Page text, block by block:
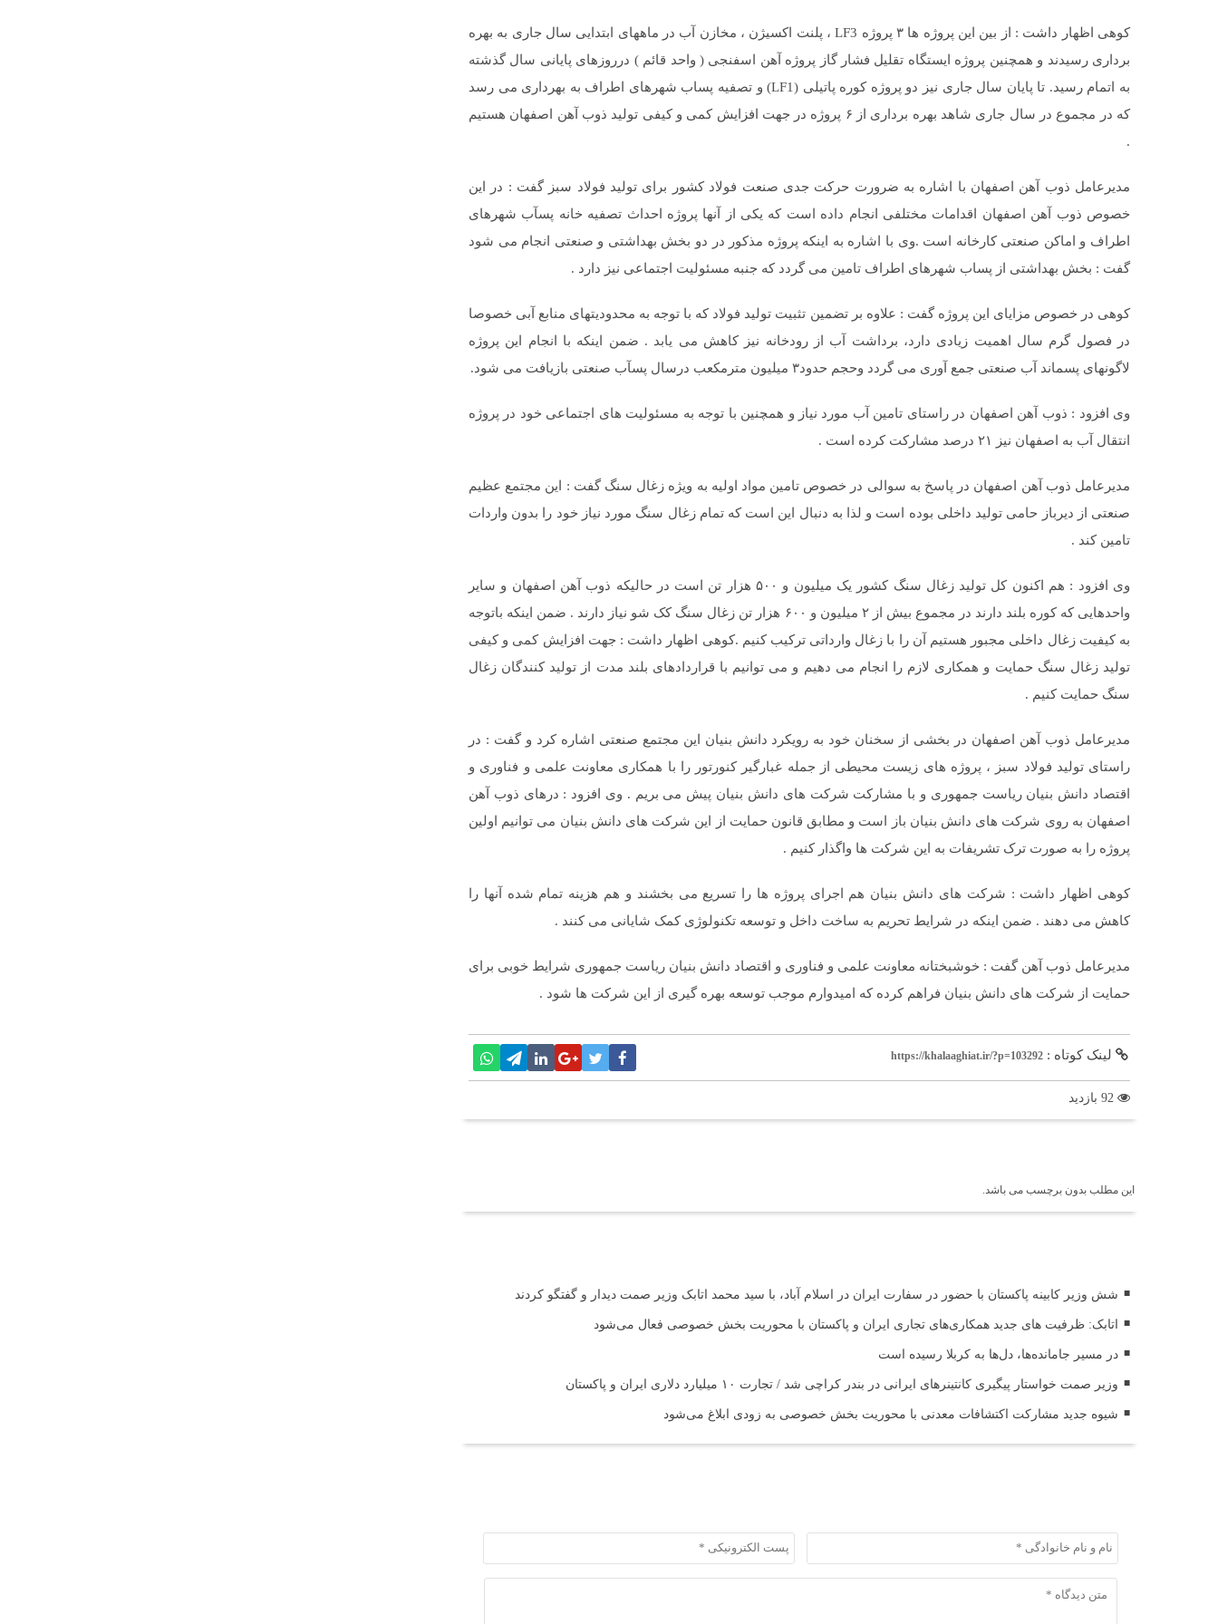
کوهی اظهار داشت : از بین این پروژه ها ۳ پروژه LF3 ، پلنت اکسیژن ، مخازن آب در ماههای ابتدایی سال جاری به بهره
برداری رسیدند و همچنین پروژه ایستگاه تقلیل فشار گاز پروژه آهن اسفنجی ( واحد قائم ) درروزهای پایانی سال گذشته
به اتمام رسید. تا پایان سال جاری نیز دو پروژه کوره پاتیلی (LF1) و تصفیه پساب شهرهای اطراف به بهرداری می رسد
که در مجموع در سال جاری شاهد بهره برداری از ۶ پروژه در جهت افزایش کمی و کیفی تولید ذوب آهن اصفهان هستیم
.
مدیرعامل ذوب آهن اصفهان با اشاره به ضرورت حرکت جدی صنعت فولاد کشور برای تولید فولاد سبز گفت : در این
خصوص ذوب آهن اصفهان اقدامات مختلفی انجام داده است که یکی از آنها پروژه احداث تصفیه خانه پسآب شهرهای
اطراف و اماکن صنعتی کارخانه است .وی با اشاره به اینکه پروژه مذکور در دو بخش بهداشتی و صنعتی انجام می شود
گفت : بخش بهداشتی از پساب شهرهای اطراف تامین می گردد که جنبه مسئولیت اجتماعی نیز دارد .
کوهی در خصوص مزایای این پروژه گفت : علاوه بر تضمین تثبیت تولید فولاد که با توجه به محدودیتهای منابع آبی خصوصا
در فصول گرم سال اهمیت زیادی دارد، برداشت آب از رودخانه نیز کاهش می یابد . ضمن اینکه با انجام این پروژه
لاگونهای پسماند آب صنعتی جمع آوری می گردد وحجم حدود۳ میلیون مترمکعب درسال پسآب صنعتی بازیافت می شود.
وی افزود : ذوب آهن اصفهان در راستای تامین آب مورد نیاز و همچنین با توجه به مسئولیت های اجتماعی خود در پروژه
انتقال آب به اصفهان نیز ۲۱ درصد مشارکت کرده است .
مدیرعامل ذوب آهن اصفهان در پاسخ به سوالی در خصوص تامین مواد اولیه به ویژه زغال سنگ گفت : این مجتمع عظیم
صنعتی از دیرباز حامی تولید داخلی بوده است و لذا به دنبال این است که تمام زغال سنگ مورد نیاز خود را بدون واردات
تامین کند .
وی افزود : هم اکنون کل تولید زغال سنگ کشور یک میلیون و ۵۰۰ هزار تن است در حالیکه ذوب آهن اصفهان و سایر
واحدهایی که کوره بلند دارند در مجموع بیش از ۲ میلیون و ۶۰۰ هزار تن زغال سنگ کک شو نیاز دارند . ضمن اینکه باتوجه
به کیفیت زغال داخلی مجبور هستیم آن را با زغال وارداتی ترکیب کنیم .کوهی اظهار داشت : جهت افزایش کمی و کیفی
تولید زغال سنگ حمایت و همکاری لازم را انجام می دهیم و می توانیم با قراردادهای بلند مدت از تولید کنندگان زغال
سنگ حمایت کنیم .
مدیرعامل ذوب آهن اصفهان در بخشی از سخنان خود به رویکرد دانش بنیان این مجتمع صنعتی اشاره کرد و گفت : در
راستای تولید فولاد سبز ، پروژه های زیست محیطی از جمله غبارگیر کنورتور را با همکاری معاونت علمی و فناوری و
اقتصاد دانش بنیان ریاست جمهوری و با مشارکت شرکت های دانش بنیان پیش می بریم . وی افزود : درهای ذوب آهن
اصفهان به روی شرکت های دانش بنیان باز است و مطابق قانون حمایت از این شرکت های دانش بنیان می توانیم اولین
پروژه را به صورت ترک تشریفات به این شرکت ها واگذار کنیم .
کوهی اظهار داشت : شرکت های دانش بنیان هم اجرای پروژه ها را تسریع می بخشند و هم هزینه تمام شده آنها را
کاهش می دهند . ضمن اینکه در شرایط تحریم به ساخت داخل و توسعه تکنولوژی کمک شایانی می کنند .
مدیرعامل ذوب آهن گفت : خوشبختانه معاونت علمی و فناوری و اقتصاد دانش بنیان ریاست جمهوری شرایط خوبی برای
حمایت از شرکت های دانش بنیان فراهم کرده که امیدوارم موجب توسعه بهره گیری از این شرکت ها شود .
لینک کوتاه : https://khalaaghiat.ir/?p=103292
این مطلب بدون برچسب می باشد.
شش وزیر کابینه پاکستان با حضور در سفارت ایران در اسلام آباد، با سید محمد اتابک وزیر صمت دیدار و گفتگو کردند
اتابک: ظرفیت های جدید همکاری‌های تجاری ایران و پاکستان با محوریت بخش خصوصی فعال می‌شود
در مسیر جا‌مانده‌ها، دل‌ها به کربلا رسیده است
وزیر صمت خواستار پیگیری کانتینرهای ایرانی در بندر کراچی شد / تجارت ۱۰ میلیارد دلاری ایران و پاکستان
شیوه جدید مشارکت اکتشافات معدنی با محوریت بخش خصوصی به زودی ابلاغ می‌شود